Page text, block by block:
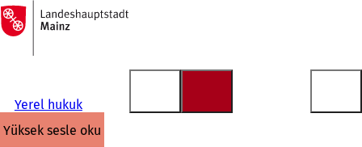
İçeriğe atla
Ana
sayfaya
Yerel hukuk
yüksek sesle oku